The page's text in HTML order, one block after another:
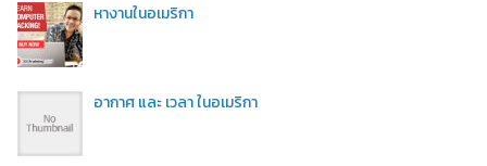
หางานในอเมริกา
อากาศ และ เวลา ในอเมริกา